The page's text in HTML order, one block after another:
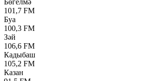
Бөгелмә
101,7 FM
Буа
100,3 FM
Зәй
106,6 FM
Кадыбаш
105,2 FM
Казан